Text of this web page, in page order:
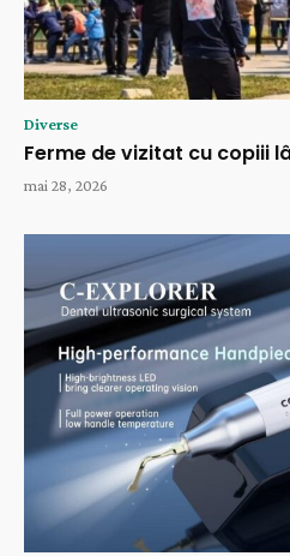
Diverse
Ferme de vizitat cu copiii
mai 28, 2026